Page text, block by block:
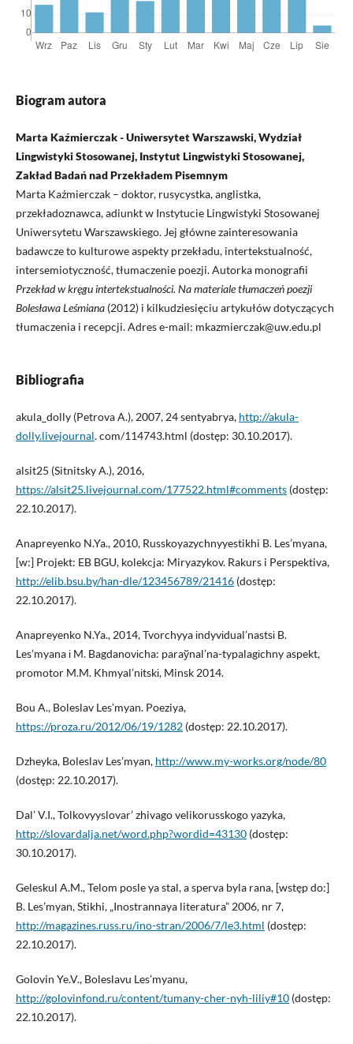
Biogram autora
Marta Kaźmierczak - Uniwersytet Warszawski, Wydział
Lingwistyki Stosowanej, Instytut Lingwistyki Stosowanej,
Zakład Badań nad Przekładem Pisemnym
Marta Kaźmierczak – doktor, rusycystka, anglistka,
przekładoznawca, adiunkt w Instytucie Lingwistyki Stosowanej
Uniwersytetu Warszawskiego. Jej główne zainteresowania
badawcze to kulturowe aspekty przekładu, intertekstualność,
intersemiotyczność, tłumaczenie poezji. Autorka monografii
Przekład w kręgu intertekstualności. Na materiale tłumaczeńpoezji
Bolesława Leśmiana (2012) i kilkudziesięciu artykułów dotyczących
tłumaczenia i recepcji. Adres e-mail: mkazmierczak@uw.edu.pl
Bibliografia
akula_dolly (Petrova A.), 2007, 24 sentyabrya, http://akula-
dolly.livejournal. com/114743.html (dostęp: 30.10.2017).
alsit25 (Sitnitsky A.), 2016,
https://alsit25.livejournal.com/177522.html#comments(dostęp:
22.10.2017).
Anapreyenko N.Ya., 2010, Russkoyazychnyyestikhi B. Les’myana,
[w:] Projekt: EB BGU, kolekcja: Miryazykov. Rakurs i Perspektiva,
http://elib.bsu.by/han-dle/123456789/21416(dostęp:
22.10.2017).
Anapreyenko N.Ya., 2014, Tvorchyya іndyvіdual’nastsі B.
Les’myana і M. Bagdanovіcha: paraўnal’na-typalagіchny aspekt,
promotor M.M. Khmyal’nіtskі, Minsk 2014.
Bou A., Boleslav Les’myan. Poeziya,
https://proza.ru/2012/06/19/1282(dostęp: 22.10.2017).
Dzheyka, Boleslav Les’myan, http://www.my-works.org/node/80
(dostęp: 22.10.2017).
Dal’ V.I., Tolkovyyslovar’ zhivago velikorusskogo yazyka,
http://slovardalja.net/word.php?wordid=43130(dostęp:
30.10.2017).
Geleskul A.M., Telom posle ya stal, a sperva byla rana, [wstęp do:]
B. Les’myan, Stikhi, „Inostrannaya literatura” 2006, nr 7,
http://magazines.russ.ru/ino-stran/2006/7/le3.html (dostęp:
22.10.2017).
Golovin Ye.V., Boleslavu Les’myanu,
http://golovinfond.ru/content/tumany-cher-nyh-liliy#10(dostęp:
22.10.2017).